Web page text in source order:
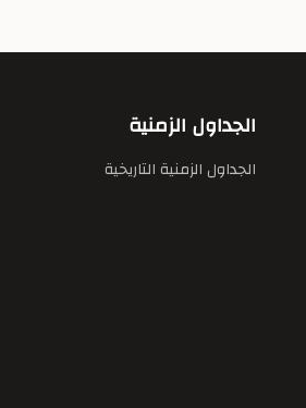
الجداول الزمنية
الجداول الزمنية التاريخية